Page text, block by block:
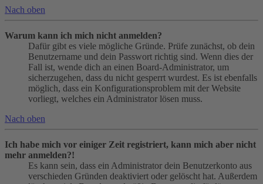
Nach oben
Warum kann ich mich nicht anmelden?
Dafür gibt es viele mögliche Gründe. Prüfe zunächst, ob dein
Benutzername und dein Passwort richtig sind. Wenn dies der
Fall ist, wende dich an einen Board-Administrator, um
sicherzugehen, dass du nicht gesperrt wurdest. Es ist ebenfalls
möglich, dass ein Konfigurationsproblem mit der Website
vorliegt, welches ein Administrator lösen muss.
Nach oben
Ich habe mich vor einiger Zeit registriert, kann mich aber nicht
mehr anmelden?!
Es kann sein, dass ein Administrator dein Benutzerkonto aus
verschieden Gründen deaktiviert oder gelöscht hat. Außerdem